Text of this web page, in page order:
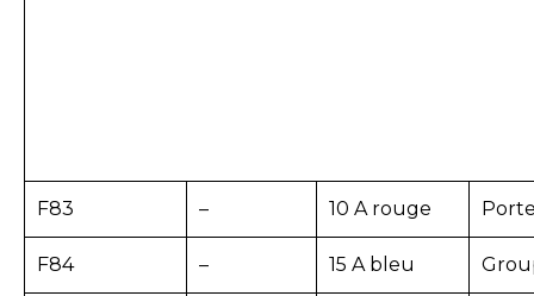
F83 – 10 A rouge
F84 – 15 A bleu